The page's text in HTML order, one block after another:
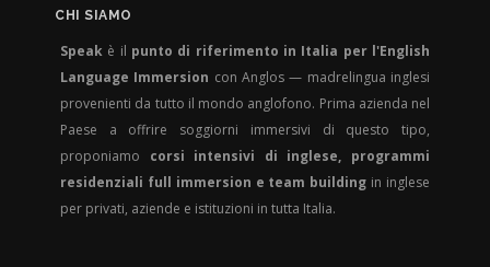
CHI SIAMO
Speak è il punto di riferimento in Italia per l'English
Language Immersion con Anglos — madrelingua inglesi
provenienti da tutto il mondo anglofono. Prima azienda nel
Paese a offrire soggiorni immersivi di questo tipo,
proponiamo corsi intensivi di inglese, programmi
residenziali full immersion e team building in inglese
per privati, aziende e istituzioni in tutta Italia.